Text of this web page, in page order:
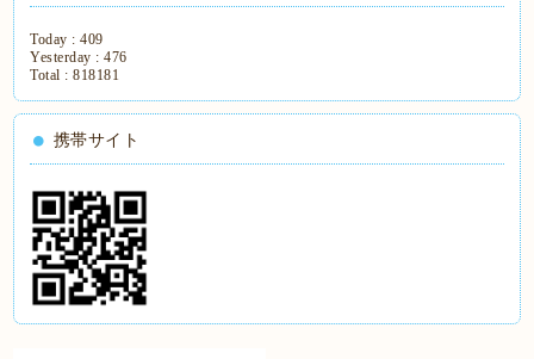
Today :409
Yesterday :476
Total :818181
携帯サイト